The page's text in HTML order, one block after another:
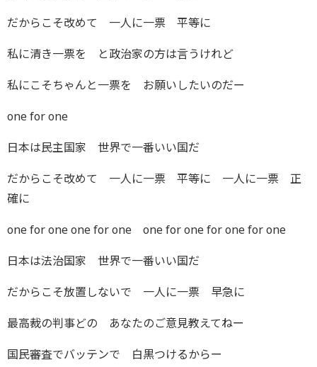
だからこそ改めて 一人に一票 平等に
私に清き一票を と政治家の方は言うけれど
私にこそちゃんと一票を お願いしたいのだー
one for one
日本は民主国家 世界で一番いい国だ
だからこそ改めて 一人に一票 平等に 一人に一票 正
確に
one for one one for one one for one for one for one
日本は法治国家 世界で一番いい国だ
だからこそ放置しないで 一人に一票 早急に
最高裁の判事どの あなたのご意見教えてねー
国民審査でバッテンで 白黒つけるからー